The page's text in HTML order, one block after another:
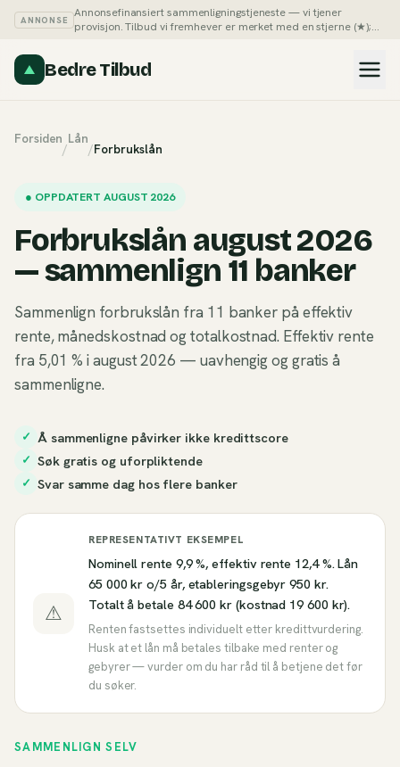
ANNONSE
Annonsefinansiert sammenligningstjeneste — vi tjener
provisjon. Tilbud vi fremhever er merket med en stjerne (★);
Bedre Tilbud
Forsiden
/
Lån
/Forbrukslån
● OPPDATERT AUGUST 2026
Forbrukslån august 2026
— sammenlign 11 banker
Sammenlign forbrukslån fra 11 banker på effektiv
rente, månedskostnad og totalkostnad. Effektiv rente
fra 5,01 % i august 2026 — uavhengig og gratis å
sammenligne.
✓ Å sammenligne påvirker ikke kredittscore
✓ Søk gratis og uforpliktende
✓ Svar samme dag hos flere banker
⚠
REPRESENTATIVT EKSEMPEL
Nominell rente 9,9 %, effektiv rente 12,4 %. Lån
65 000 kr o/5 år, etableringsgebyr 950 kr.
Totalt å betale 84 600 kr (kostnad 19 600 kr).
Renten fastsettes individuelt etter kredittvurdering.
Husk at et lån må betales tilbake med renter og
gebyrer — vurder om du har råd til å betjene det før
du søker.
SAMMENLIGN SELV